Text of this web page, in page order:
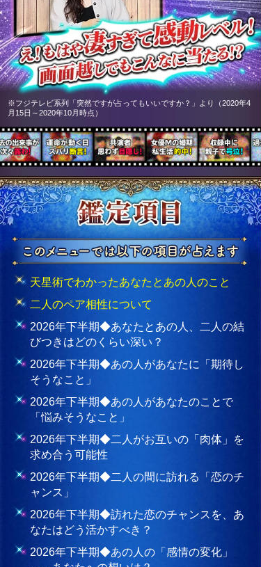
※フジテレビ系列「突然ですが占ってもいいですか？」より（2020年4
月15日～2020年10月時点）
天星術でわかったあなたとあの人のこと
二人のペア相性について
2026年下半期◆あなたとあの人、二人の結
びつきはどのくらい深い？
2026年下半期◆あの人があなたに「期待し
そうなこと」
2026年下半期◆あの人があなたのことで
「悩みそうなこと」
2026年下半期◆二人がお互いの「肉体」を
求め合う可能性
2026年下半期◆二人の間に訪れる「恋のチ
ャンス」
2026年下半期◆訪れた恋のチャンスを、あ
なたはどう活かすべき？
2026年下半期◆あの人の「感情の変化」